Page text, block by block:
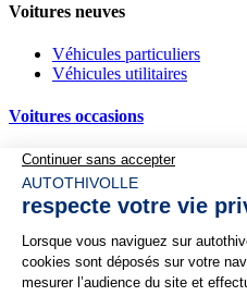
Voitures neuves
Véhicules particuliers
Véhicules utilitaires
Voitures occasions
Nos services
Financement
Reprise de votre véhicule
Complémentaire automobile
Demande de devis
Recherche personnalisée